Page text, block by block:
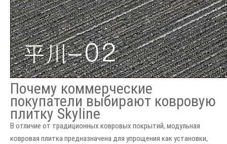
Почему коммерческие
покупатели выбирают ковровую
плитку Skyline
В отличие от традиционных ковровых покрытий, модульная
ковровая плитка предназначена для упрощения как установки,